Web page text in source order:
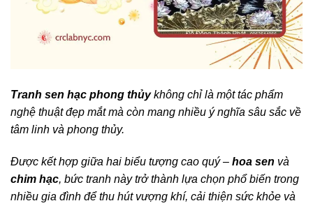
Tranh sen hạc phong thủykhông chỉ là một tác phẩm
nghệ thuật đẹp mắt mà còn mang nhiều ý nghĩa sâu sắc về
tâm linh và phong thủy.
Được kết hợp giữa hai biểu tượng cao quý – hoa sen và
chim hạc, bức tranh này trở thành lựa chọn phổ biến trong
nhiều gia đình để thu hút vượng khí, cải thiện sức khỏe và